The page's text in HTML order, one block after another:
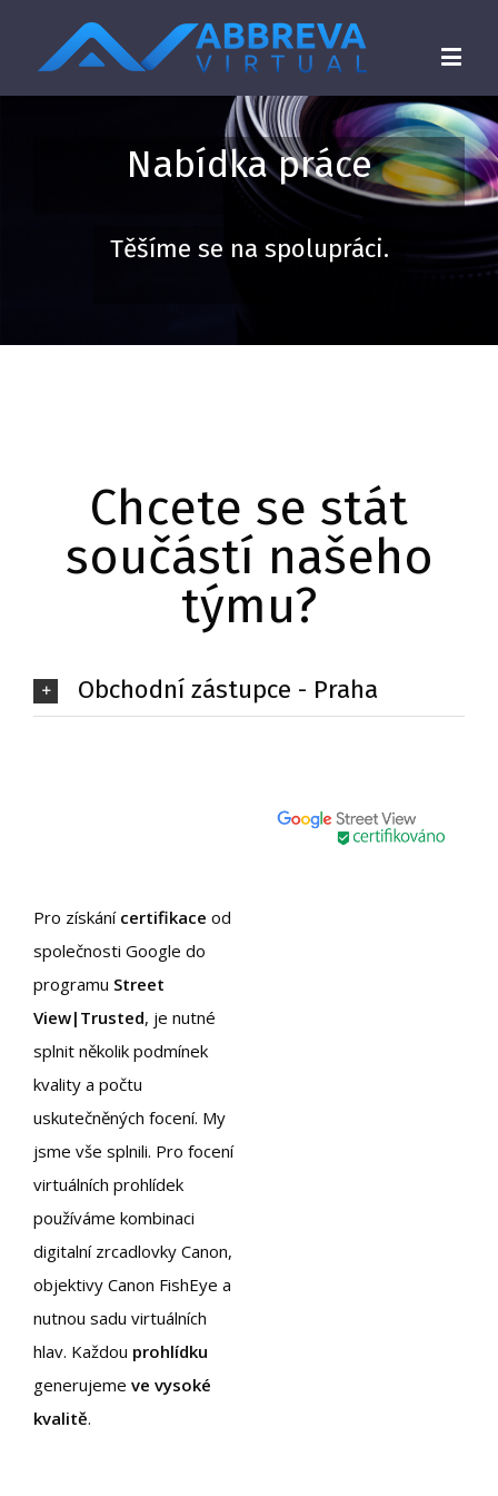
Nabídka práce
Těšíme se na spolupráci.
Chcete se stát
součástí našeho
týmu?
Obchodní zástupce - Praha
Pro získání certifikace od
společnosti Google do
programu Street
View|Trusted, je nutné
splnit několik podmínek
kvality a počtu
uskutečněných focení. My
jsme vše splnili. Pro focení
virtuálních prohlídek
používáme kombinaci
digitalní zrcadlovky Canon,
objektivy Canon FishEye a
nutnou sadu virtuálních
hlav. Každou prohlídku
generujeme ve vysoké
kvalitě.